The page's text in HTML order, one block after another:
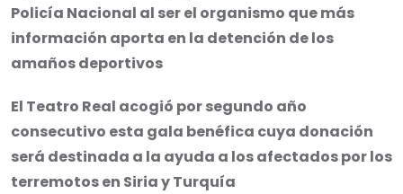
Policía Nacional al ser el organismo que más
información aporta en la detención de los
amaños deportivos
El Teatro Real acogió por segundo año
consecutivo esta gala benéfica cuya donación
será destinada a la ayuda a los afectados por los
terremotos en Siria y Turquía